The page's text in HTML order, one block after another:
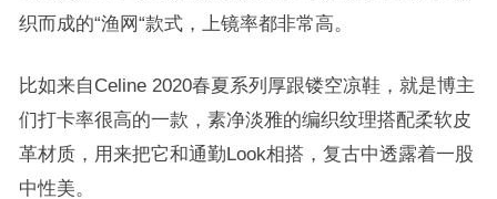
织而成的“渔网“款式，上镜率都非常高。
比如来自Celine 2020春夏系列厚跟镂空凉鞋，就是博主
们打卡率很高的一款， 素净淡雅的编织纹理搭配柔软皮
革材质，用来把它和通勤Look相搭，复古中透露着一股
中性美。